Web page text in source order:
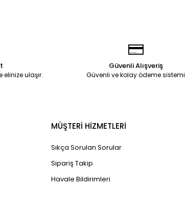
elinize ulaşır.
Güvenli Alışveriş
Güvenli ve kolay ödeme sistemi
MÜŞTERİ HİZMETLERİ
Sıkça Sorulan Sorular
Sipariş Takip
Havale Bildirimleri